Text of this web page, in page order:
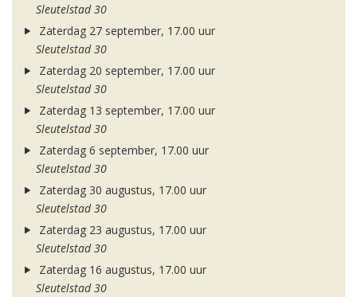
Sleutelstad 30
Zaterdag 27 september, 17.00 uur
Sleutelstad 30
Zaterdag 20 september, 17.00 uur
Sleutelstad 30
Zaterdag 13 september, 17.00 uur
Sleutelstad 30
Zaterdag 6 september, 17.00 uur
Sleutelstad 30
Zaterdag 30 augustus, 17.00 uur
Sleutelstad 30
Zaterdag 23 augustus, 17.00 uur
Sleutelstad 30
Zaterdag 16 augustus, 17.00 uur
Sleutelstad 30